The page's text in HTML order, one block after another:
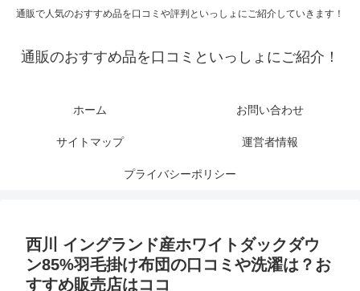
通販で人気のおすすめ品を口コミや評判といっしょにご紹介していきます！
通販のおすすめ品を口コミといっしょにご紹介！
ホーム お問い合わせ
サイトマップ 運営者情報
プライバシーポリシー
西川 イングランド産ホワイトダックダウ
ン85%羽毛掛け布団の口コミや洗濯は？お
すすめ販売店はココ